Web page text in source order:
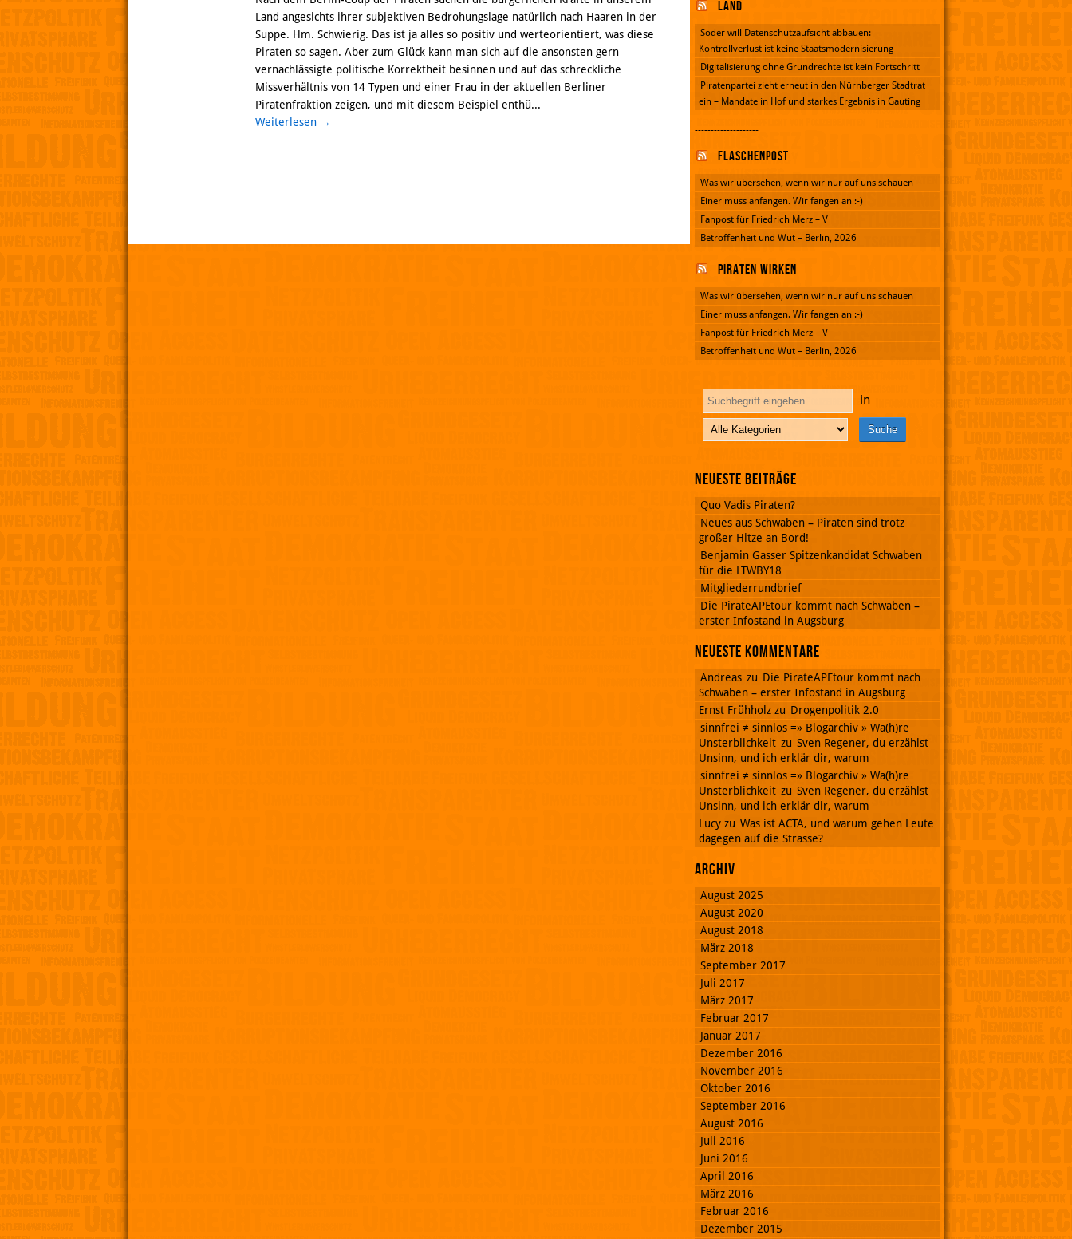
Land angesichts ihrer subjektiven Bedrohungslage natürlich nach Haaren in der
Suppe. Hm. Schwierig. Das ist ja alles so positiv und werteorientiert, was diese
Piraten so sagen. Aber zum Glück kann man sich auf die ansonsten gern
vernachlässigte politische Korrektheit besinnen und auf das schreckliche
Missverhältnis von 14 Typen und einer Frau in der aktuellen Berliner
Piratenfraktion zeigen, und mit diesem Beispiel enthü...
Weiterlesen →
Land
Söder will Datenschutzaufsicht abbauen:
Kontrollverlust ist keine Staatsmodernisierung
Digitalisierung ohne Grundrechte ist kein Fortschritt
Piratenpartei zieht erneut in den Nürnberger Stadtrat
ein – Mandate in Hof und starkes Ergebnis in Gauting
--------------------
Flaschenpost
Was wir übersehen, wenn wir nur auf uns schauen
Einer muss anfangen. Wir fangen an :-)
Fanpost für Friedrich Merz – V
Betroffenheit und Wut – Berlin, 2026
Piraten wirken
Was wir übersehen, wenn wir nur auf uns schauen
Einer muss anfangen. Wir fangen an :-)
Fanpost für Friedrich Merz – V
Betroffenheit und Wut – Berlin, 2026
in
Neueste Beiträge
Quo Vadis Piraten?
Neues aus Schwaben – Piraten sind trotz
großer Hitze an Bord!
Benjamin Gasser Spitzenkandidat Schwaben
für die LTWBY18
Mitgliederrundbrief
Die PirateAPEtour kommt nach Schwaben –
erster Infostand in Augsburg
Neueste Kommentare
Andreas zu Die PirateAPEtour kommt nach
Schwaben – erster Infostand in Augsburg
Ernst Frühholz zu Drogenpolitik 2.0
sinnfrei ≠ sinnlos =» Blogarchiv » Wa(h)re
Unsterblichkeit zu Sven Regener, du erzählst
Unsinn, und ich erklär dir, warum
sinnfrei ≠ sinnlos =» Blogarchiv » Wa(h)re
Unsterblichkeit zu Sven Regener, du erzählst
Unsinn, und ich erklär dir, warum
Lucy zu Was ist ACTA, und warum gehen Leute
dagegen auf die Strasse?
Archiv
August 2025
August 2020
August 2018
März 2018
September 2017
Juli 2017
März 2017
Februar 2017
Januar 2017
Dezember 2016
November 2016
Oktober 2016
September 2016
August 2016
Juli 2016
Juni 2016
April 2016
März 2016
Februar 2016
Dezember 2015